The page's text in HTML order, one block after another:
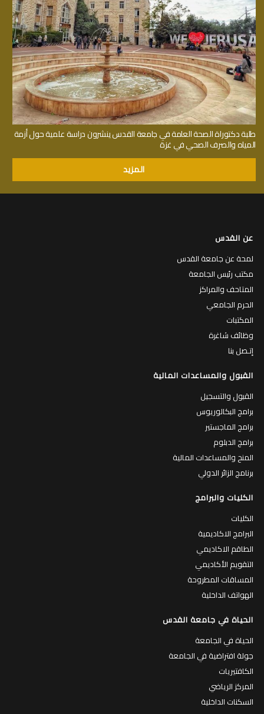
طلبة دكتوراة الصحة العامة في جامعة القدس ينشرون دراسة علمية حول أزمة
المياه والصرف الصحي في غزة
المزيد
عن القدس
لمحة عن جامعة القدس
مكتب رئيس الجامعة
المتاحف والمراكز
الحرم الجامعي
المكتبات
وظائف شاغرة
إتـصل بنا
القبول والمساعدات المالية
القبول والتسجيل
برامج البكالوريوس
برامج الماجستير
برامج الدبلوم
المنح والمساعدات المالية
برنامج الزائر الدولي
الكليات والبرامج
الكليات
البرامج الاكاديمية
الطاقم الاكاديمي
التقويم الأكاديمي
المساقات المطروحة
الهواتف الداخلية
الحياة في جامعة القدس
الحياة في الجامعة
جولة افتراضية في الجامعة
الكافتيريات
المركز الرياضي
السكنات الداخلية